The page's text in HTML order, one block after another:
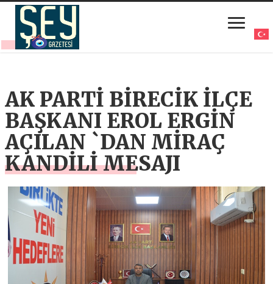
AK PARTİ BİRECİK İLÇE
BAŞKANI EROL ERGİN
AÇILAN `DAN MİRAÇ
KANDİLİ MESAJI